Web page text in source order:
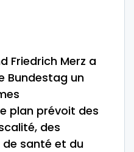
Friedrich Merz a
Bundestag un
plan prévoit des
des
santé et du